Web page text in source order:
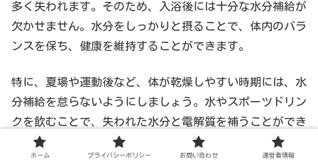
多く失われます。そのため、入浴後には十分な水分補給が
欠かせません。水分をしっかりと摂ることで、体内のバラ
ンスを保ち、健康を維持することができます。
特に、夏場や運動後など、体が乾燥しやすい時期には、水
分補給を怠らないようにしましょう。水やスポーツドリン
クを飲むことで、失われた水分と電解質を補うことができ
ますよ。
ホーム プライバシーポリシー お問い合わせ 運営者情報